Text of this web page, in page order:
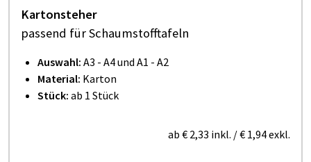
Kartonsteher
passend für Schaumstofftafeln
Auswahl: A3 - A4 und A1 - A2
Material: Karton
Stück: ab 1 Stück
ab € 2,33 inkl. /€ 1,94exkl.